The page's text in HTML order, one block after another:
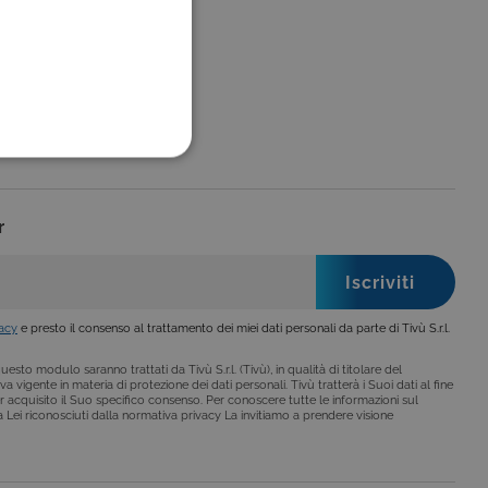
e presto il consenso al trattamento dei miei dati personali da parte di Tivù S.r.l.
modulo saranno trattati da Tivù S.r.l. (Tivù), in qualità di titolare del
vigente in materia di protezione dei dati personali. Tivù tratterà i Suoi dati al fine
il Suo specifico consenso. Per conoscere tutte le informazioni sul
riconosciuti dalla normativa privacy La invitiamo a prendere visione
FUNZIONALITÀ
come la corretta
ai criteri da te
avvisati riguardo alla
di norma, dati